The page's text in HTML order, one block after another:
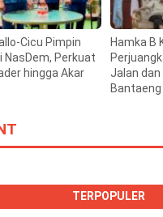
Cicu Pimpin
NasDem, Perkuat
hingga Akar
Hamka B
Jalan
Bantaeng
TERPOPULER